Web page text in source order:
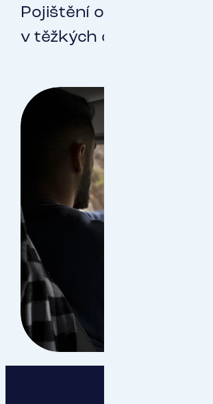
Pojištění od RESPECT
v těžkých chvílích